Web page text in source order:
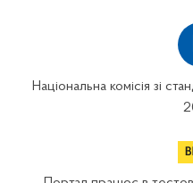
Національна комісія зі